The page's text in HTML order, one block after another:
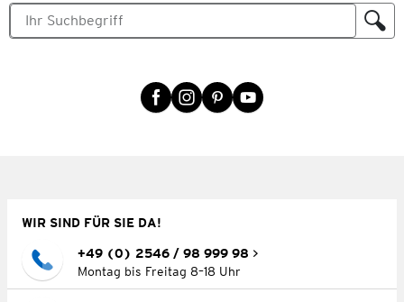
WIR SIND FÜR SIE DA!
+49 (0) 2546 / 98 999 98
Montag bis Freitag 8–18 Uhr